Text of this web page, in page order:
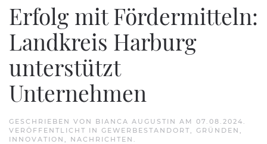
Erfolg mit Fördermitteln:
Landkreis Harburg
unterstützt
Unternehmen
GESCHRIEBEN VON BIANCA AUGUSTIN AM 07.08.2024
VERÖFFENTLICHT IN GEWERBESTANDORT GRÜNDEN
INNOVATION
NACHRICHTEN